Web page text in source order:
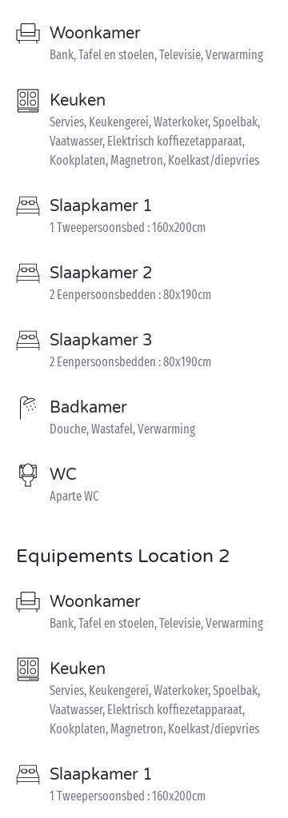
Woonkamer
Bank, Tafel en stoelen, Televisie, Verwarming
Keuken
Servies, Keukengerei, Waterkoker, Spoelbak,
Vaatwasser, Elektrisch koffiezetapparaat,
Kookplaten, Magnetron, Koelkast/diepvries
Slaapkamer 1
1 Tweepersoonsbed : 160x200cm
Slaapkamer 2
2 Eenpersoonsbedden : 80x190cm
Slaapkamer 3
2 Eenpersoonsbedden : 80x190cm
Badkamer
Douche, Wastafel, Verwarming
WC
Aparte WC
Equipements Location 2
Woonkamer
Bank, Tafel en stoelen, Televisie, Verwarming
Keuken
Servies, Keukengerei, Waterkoker, Spoelbak,
Vaatwasser, Elektrisch koffiezetapparaat,
Kookplaten, Magnetron, Koelkast/diepvries
Slaapkamer 1
1 Tweepersoonsbed : 160x200cm